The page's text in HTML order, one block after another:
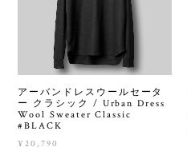
アーバンドレスウールセータ
ー クラシック / Urban Dress
Wool Sweater Classic
#BLACK
¥20,790